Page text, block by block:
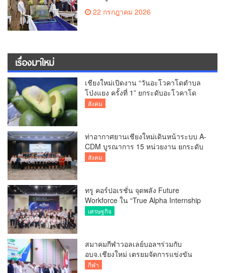
พระบาทสมเด็จพระเจ้าอยู่หัว เนื่องใน
โอกาสวันเฉลิมพระชนมพรรษา
22 กรกฎาคม 2026
เรื่องมาใหม่
เชียงใหม่เปิดงาน “วันอะโวคาโดตำบล
โป่งแยง ครั้งที่ 1” ยกระดับอะโวคาโด
คุณภาพ สู่ผลไม้เศรษฐกิจและแหล่งท่อง
สังคม
ท่าอากาศยานเชียงใหม่เดินหน้าระบบ A-
CDM บูรณาการ 15 หน่วยงาน ยกระดับ
การบริหารเที่ยวบินและบริการผู้โดยสาร
สังคม
ทรู คอร์ปอเรชั่น จุดพลัง Future
Workforce ใน “True Alpha Internship
2026” พลิกโจทย์ธุรกิจ ครีเอทอินโนเวชัน
เศรษฐกิจ
สมาคมกีฬาวอลเลย์บอลฯร่วมกับ
อบจ.เชียงใหม่ เตรยมจัดการแข่งขัน
วอลเลย์บอลหญิง BYD DMI 6th SEA V
กีฬา